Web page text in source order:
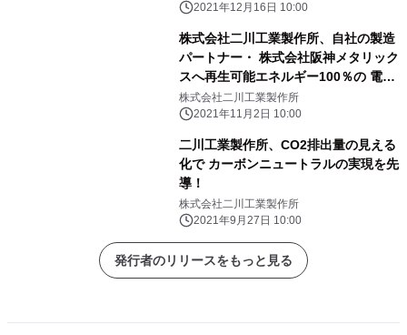
2021年12月16日 10:00
株式会社二川工業製作所、自社の製造
パートナー・ 株式会社阪神メタリック
スへ再生可能エネルギー100％の 電力
提供を開始
株式会社二川工業製作所
2021年11月2日 10:00
二川工業製作所、CO2排出量の見える
化で カーボンニュートラルの実現を先
導！
株式会社二川工業製作所
2021年9月27日 10:00
発行者のリリースをもっと見る